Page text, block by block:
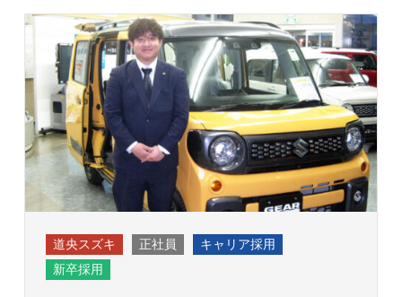
道央スズキ 正社員
キャリア採用
新卒採用